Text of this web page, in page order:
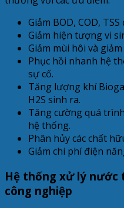
Giảm BOD, COD,
Giảm hiện tượng vi
Giảm mùi hôi và
Phục hồi nhanh hệ
sự cố.
Tăng lượng khí
H2S sinh ra.
Tăng cường quá
hệ thống.
Phân hủy các chất
Giảm chi phí điện
Hệ thống xử lý nước
công nghiệp